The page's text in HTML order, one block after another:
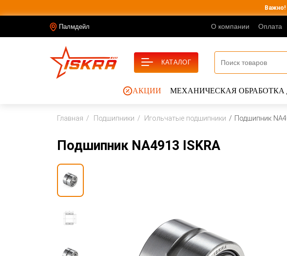
Важно!
Палмдейл О компании Оплата
АКЦИИ МЕХАНИЧЕСКАЯ ОБРАБОТКА
КАТАЛОГ
Главная Подшипники Игольчатые подшипники Подшипник
Подшипник NA4913 ISKRA